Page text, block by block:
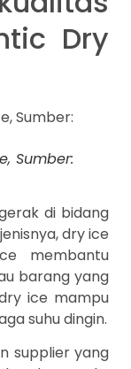
Dry
Sumber:
di bidang
dry ice
membantu
barang yang
ice mampu
suhu dingin.
supplier yang